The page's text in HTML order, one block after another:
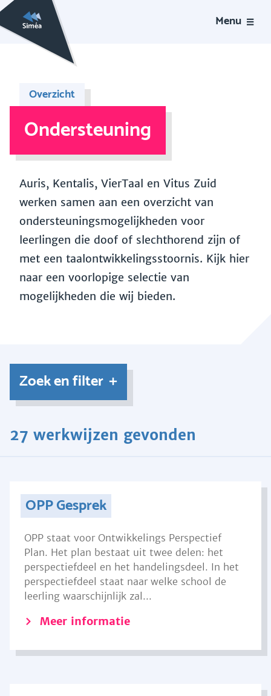
Menu
Overzicht
Ondersteuning
Auris, Kentalis, VierTaal en Vitus Zuid
werken samen aan een overzicht van
ondersteuningsmogelijkheden voor
leerlingen die doof of slechthorend zijn of
met een taalontwikkelingsstoornis. Kijk hier
naar een voorlopige selectie van
mogelijkheden die wij bieden.
Zoek en filter
27 werkwijzen gevonden
OPP Gesprek
OPP staat voor Ontwikkelings Perspectief
Plan. Het plan bestaat uit twee delen: het
perspectiefdeel en het handelingsdeel. In het
perspectiefdeel staat naar welke school de
leerling waarschijnlijk zal...
Meer informatie